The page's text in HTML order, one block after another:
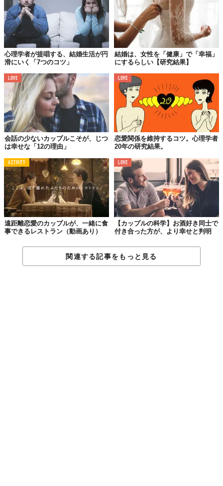
指揮したKenneth Leonard教授の見解。「けれどお酒で体を壊し
ては本末転倒」、とあくまで結果から導き出された数値であるこ
とを付け加えていました。
Reference:AskMen Mashable ,University at Buffalo
TABI LABO
この世界は、もっと広いはずだ。
心理学者が提唱する、結婚生活が円
滑にいく「7つのコツ」
結婚は、女性を「健康」で「幸福」
にするらしい【研究結果】
LOVE
会話の少ないカップルこそが、じつ
は幸せな「12の理由」
LOVE
恋愛関係を維持するコツ。心理学者
20年の研究結果。
ACTIVITY
遠距離恋愛のカップルが、一緒に食
事できるレストラン（動画あり）
LOVE
【カップルの科学】お酒好き同士で
付き合った方が、より幸せと判明
関連する記事をもっと見る